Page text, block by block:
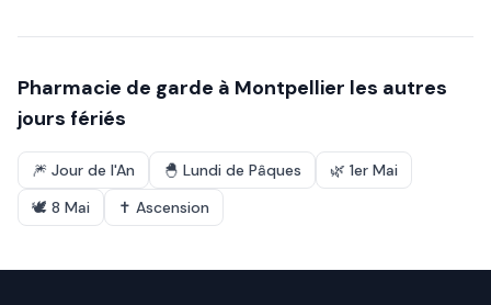
Pharmacie de garde à Montpellier les autres
jours fériés
🎆 Jour de l'An 🐣 Lundi de Pâques 🌿 1er Mai
🕊️ 8 Mai ✝️ Ascension